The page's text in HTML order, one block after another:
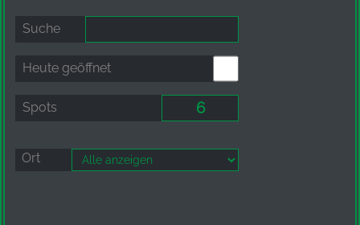
Suche
Heute geöffnet
Spots
Ort
Google LLC
Zweck:
Erhebung von Statistiken zur Website-Nutzung
EXTERNE MEDIEN